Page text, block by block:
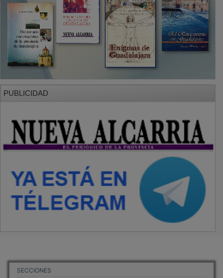
SECCIONES
Local